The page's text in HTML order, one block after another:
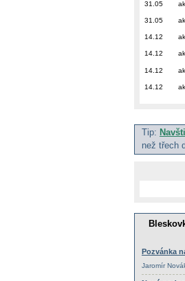
31.05
31.05
14.12
14.12
14.12
14.12
Tip:
než třech